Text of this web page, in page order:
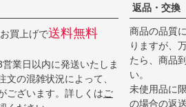
買上げで送料無料
業日以内に発送いたしま
文の混雑状況によって、
ございます。詳しくはご
返品・交換
商品の品質
りますが、
たら、商品
い。
未使用品に
の場合の返